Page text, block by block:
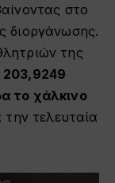
στο
διοργάνωσης.
της
203,9249
το χάλκινο
τελευταία